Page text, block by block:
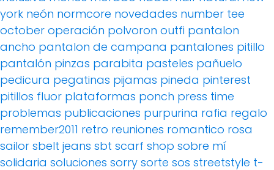
york neón normcore novedades number tee
october operación polvoron outfi pantalon
ancho pantalon de campana pantalones pitillo
pantalón pinzas parabita pasteles pañuelo
pedicura pegatinas pijamas pineda pinterest
pitillos fluor plataformas ponch press time
problemas publicaciones purpurina rafia regalo
remember2011 retro reuniones romantico rosa
sailor sbelt jeans sbt scarf shop sobre mí
solidaria soluciones sorry sorte sos streetstyle t-